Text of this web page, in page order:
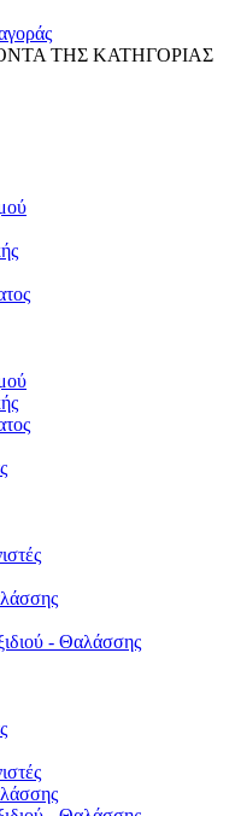
ΤΗΣ ΚΑΤΗΓΟΡΙΑΣ
- Θαλάσσης